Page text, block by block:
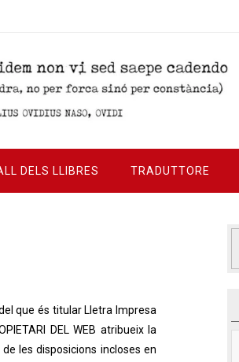
DELS LLIBRES TRADUTTORE
que és titular Lletra Impresa
DEL WEB atribueix la
les disposicions incloses en